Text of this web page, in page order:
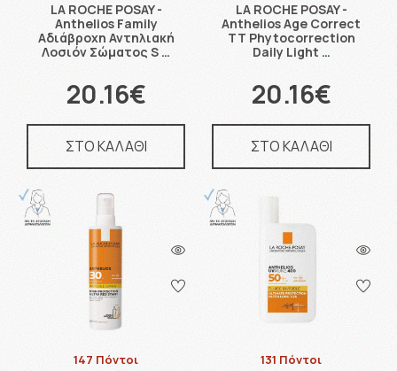
LA ROCHE POSAY -
Anthelios Family
Αδιάβροχη Αντηλιακή
Λοσιόν Σώματος S …
20.16€
ΣΤΟ ΚΑΛΑΘΙ
LA ROCHE POSAY -
Anthelios Age Correct
TT Phytocorrection
Daily Light …
20.16€
ΣΤΟ ΚΑΛΑΘΙ
147 Πόντοι 131 Πόντοι